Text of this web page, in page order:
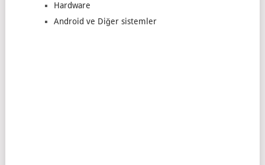
Hardware
Android ve Diğer sistemler